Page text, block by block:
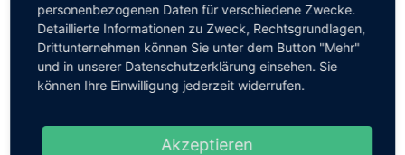
personenbezogenen Daten für verschiedene Zwecke.
Detaillierte Informationen zu Zweck, Rechtsgrundlagen,
Drittunternehmen können Sie unter dem Button "Mehr"
und in unserer Datenschutzerklärung einsehen. Sie
können Ihre Einwilligung jederzeit widerrufen.
Akzeptieren